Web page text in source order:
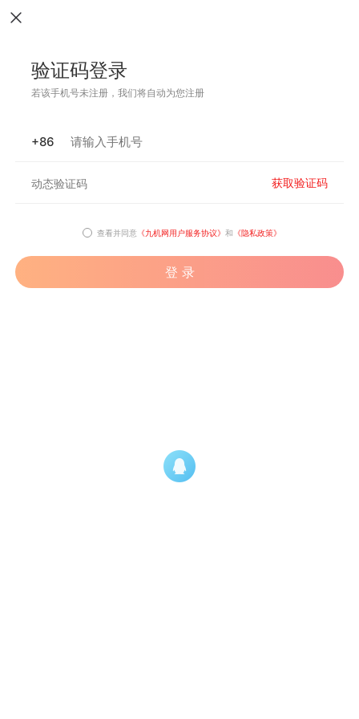
验证码登录
若该手机号未注册，我们将自动为您注册
+86
获取验证码
查看并同意 《九机网用户服务协议》 和 《隐私政策》
登 录